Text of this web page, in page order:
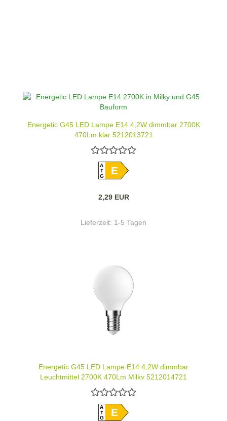
Energetic G45 LED Lampe E14 4,2W dimmbar 2700K
470Lm klar 5212013721
A
GE
2,29 EUR
Lieferzeit: 1-5 Tagen
Energetic G45 LED Lampe E14 4,2W dimmbar
Leuchtmittel 2700K 470Lm Milky 5212014721
A
GE